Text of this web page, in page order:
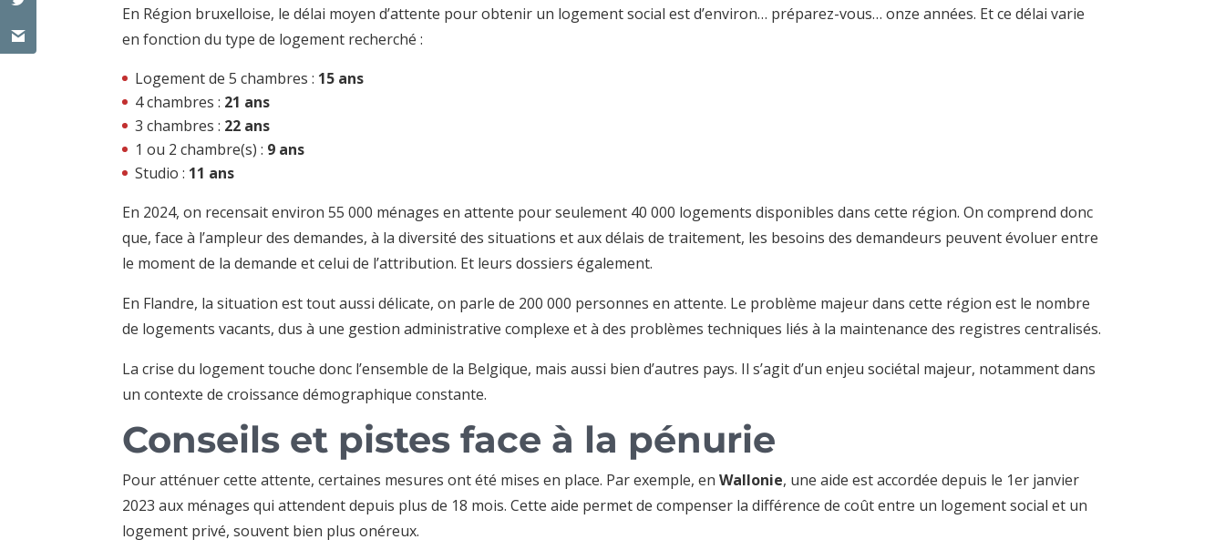
En Région bruxelloise, le délai moyen d’attente pour obtenir un logement social est d’environ… préparez-vous… onze années. Et ce délai varie
en fonction du type de logement recherché :
Logement de 5 chambres : 15 ans
4 chambres : 21 ans
3 chambres : 22 ans
1 ou 2 chambre(s) : 9 ans
Studio : 11 ans
En 2024, on recensait environ 55 000 ménages en attente pour seulement 40 000 logements disponibles dans cette région. On comprend donc
que, face à l’ampleur des demandes, à la diversité des situations et aux délais de traitement, les besoins des demandeurs peuvent évoluer entre
le moment de la demande et celui de l’attribution. Et leurs dossiers également.
En Flandre, la situation est tout aussi délicate, on parle de 200 000 personnes en attente. Le problème majeur dans cette région est le nombre
de logements vacants, dus à une gestion administrative complexe et à des problèmes techniques liés à la maintenance des registres centralisés.
La crise du logement touche donc l’ensemble de la Belgique, mais aussi bien d’autres pays. Il s’agit d’un enjeu sociétal majeur, notamment dans
un contexte de croissance démographique constante.
Conseils et pistes face à la pénurie
Pour atténuer cette attente, certaines mesures ont été mises en place. Par exemple, enWallonie, une aide est accordée depuis le 1er janvier
2023 aux ménages qui attendent depuis plus de 18 mois. Cette aide permet de compenser la différence de coût entre un logement social et un
logement privé, souvent bien plus onéreux.